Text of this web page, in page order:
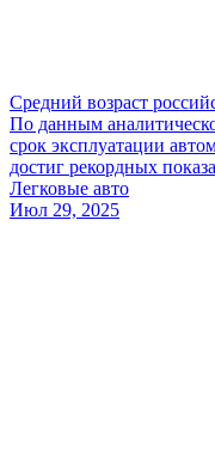
Средний возраст
По данным
срок эксплуатации
достиг рекордных
Легковые авто
Июл 29, 2025